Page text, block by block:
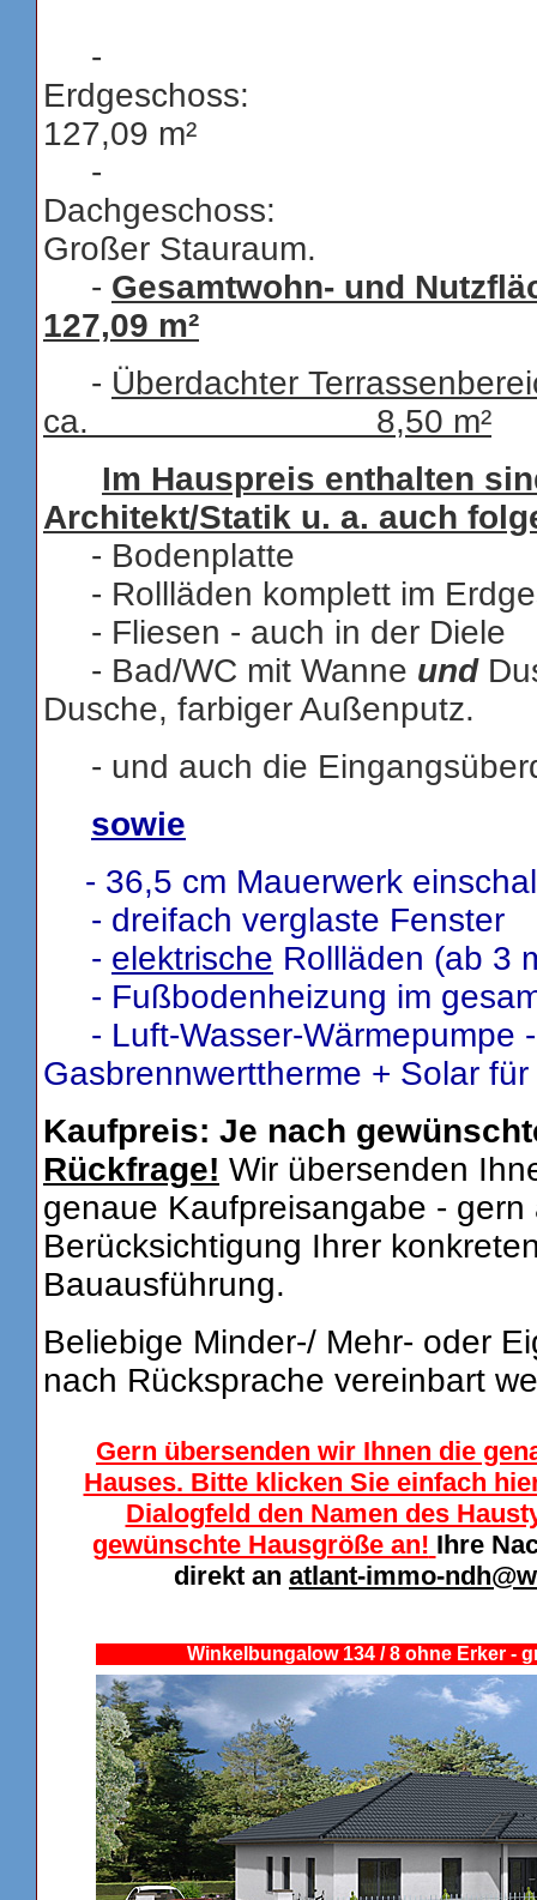
-
127,09 m²
-
Großer Stauraum.
- Gesamtwohn-
127,09 m²
- Überdachter
ca. 8,50 m²
Im Hauspreis enthalten
Architekt/Statik u. a. auch
- Bodenplatte
- Rollläden komplett im
- Fliesen - auch in der Diele
- Bad/WC mit Wanne und
Dusche, farbiger Außenputz.
- und auch die
sowie
- 36,5 cm Mauerwerk
- dreifach verglaste Fenster
- elektrische Rollläden (ab 3
- Fußbodenheizung im
- Luft-Wasser-Wärmepumpe
Gasbrennwerttherme + Solar
Kaufpreis: Je nach
Rückfrage! Wir übersenden
genaue Kaufpreisangabe - gern
Berücksichtigung Ihrer
Bauausführung.
Beliebige Minder-/ Mehr- oder
nach Rücksprache vereinbart
Gern übersenden wir Ihnen die
Hauses. Bitte klicken Sie einfach
Dialogfeld den Namen des
gewünschte Hausgröße an! Ihre
direkt an atlant-immo-
Winkelbungalow 134 / 8 ohne Erker -